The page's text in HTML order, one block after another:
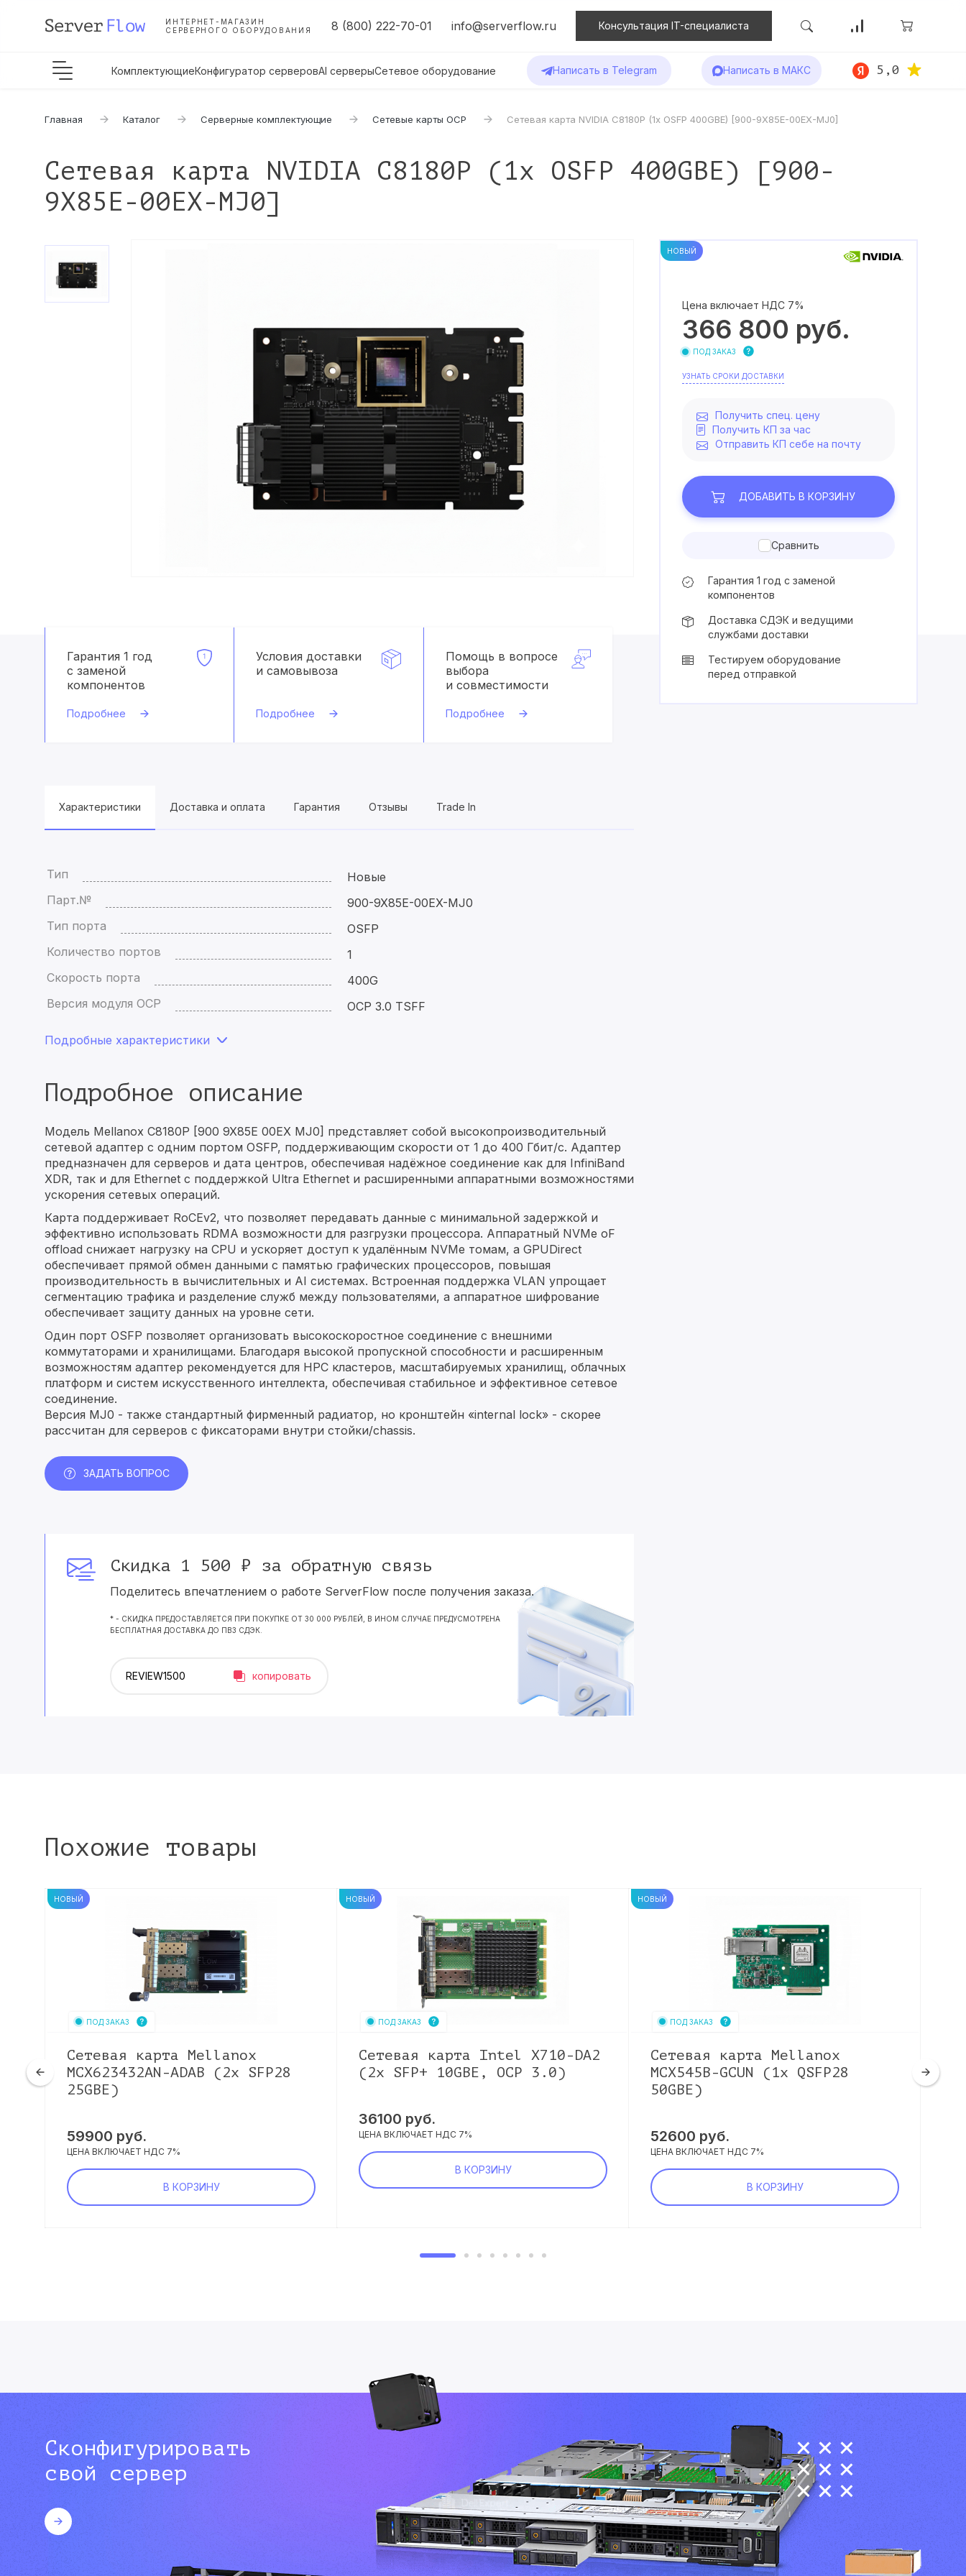
ИНТЕРНЕТ-МАГАЗИН
СЕРВЕРНОГО ОБОРУДОВАНИЯ
8 (800) 222-70-01 info@serverflow.ru Консультация IT-специалиста
КомплектующиеКонфигуратор серверовAI серверыСетевое оборудование Написать в Telegram Написать в МАКС 5,0
Главная Каталог Серверные комплектующие Сетевые карты OCP Сетевая карта NVIDIA C8180P (1x OSFP 400GBE) [900-9X85E-00EX-MJ0]
Сетевая карта NVIDIA C8180P (1x OSFP 400GBE) [900-
9X85E-00EX-MJ0]
Гарантия 1 год
с заменой
компонентов
Подробнее
Условия доставки
и самовывоза
Подробнее
Помощь в вопросе
выбора
и совместимости
Подробнее
Характеристики Доставка и оплата Гарантия Отзывы Trade In
Тип
Новые
Парт.№
900-9X85E-00EX-MJ0
Тип порта
OSFP
Количество портов
1
Скорость порта
400G
Версия модуля OCP
OCP 3.0 TSFF
Подробные характеристики
Подробное описание
Модель Mellanox C8180P [900 9X85E 00EX MJ0] представляет собой высокопроизводительный
сетевой адаптер с одним портом OSFP, поддерживающим скорости от 1 до 400 Гбит/с. Адаптер
предназначен для серверов и дата центров, обеспечивая надёжное соединение как для InfiniBand
XDR, так и для Ethernet с поддержкой Ultra Ethernet и расширенными аппаратными возможностями
ускорения сетевых операций.
Карта поддерживает RoCEv2, что позволяет передавать данные с минимальной задержкой и
эффективно использовать RDMA возможности для разгрузки процессора. Аппаратный NVMe oF
offload снижает нагрузку на CPU и ускоряет доступ к удалённым NVMe томам, а GPUDirect
обеспечивает прямой обмен данными с памятью графических процессоров, повышая
производительность в вычислительных и AI системах. Встроенная поддержка VLAN упрощает
сегментацию трафика и разделение служб между пользователями, а аппаратное шифрование
обеспечивает защиту данных на уровне сети.
Один порт OSFP позволяет организовать высокоскоростное соединение с внешними
коммутаторами и хранилищами. Благодаря высокой пропускной способности и расширенным
возможностям адаптер рекомендуется для HPC кластеров, масштабируемых хранилищ, облачных
платформ и систем искусственного интеллекта, обеспечивая стабильное и эффективное сетевое
соединение.
Версия MJ0 - также стандартный фирменный радиатор, но кронштейн «internal lock» - скорее
рассчитан для серверов с фиксаторами внутри стойки/chassis.
ЗАДАТЬ ВОПРОС
Скидка 1 500 ₽ за обратную связь
Поделитесь впечатлением о работе ServerFlow после получения заказа.
* - СКИДКА ПРЕДОСТАВЛЯЕТСЯ ПРИ ПОКУПКЕ ОТ 30 000 РУБЛЕЙ, В ИНОМ СЛУЧАЕ ПРЕДУСМОТРЕНА
БЕСПЛАТНАЯ ДОСТАВКА ДО ПВЗ СДЭК.
копировать
НОВЫЙ
Цена включает НДС 7%
366 800 руб.
ПОД ЗАКАЗ
УЗНАТЬ СРОКИ ДОСТАВКИ
Получить спец. цену
Получить КП за час
Отправить КП себе на почту
ДОБАВИТЬ В КОРЗИНУ
Сравнить
Гарантия 1 год с заменой
компонентов
Доставка СДЭК и ведущими
службами доставки
Тестируем оборудование
перед отправкой
Похожие товары
НОВЫЙ
ПОД ЗАКАЗ
Сетевая карта Mellanox
MCX623432AN-ADAB (2x SFP28
25GBE)
59900 руб.
ЦЕНА ВКЛЮЧАЕТ НДС 7%
В КОРЗИНУ
НОВЫЙ
ПОД ЗАКАЗ
Сетевая карта Intel X710-DA2
(2x SFP+ 10GBE, OCP 3.0)
36100 руб.
ЦЕНА ВКЛЮЧАЕТ НДС 7%
В КОРЗИНУ
НОВЫЙ
ПОД ЗАКАЗ
Сетевая карта Mellanox
MCX545B-GCUN (1x QSFP28
50GBE)
52600 руб.
ЦЕНА ВКЛЮЧАЕТ НДС 7%
В КОРЗИНУ
Сконфигурировать
свой сервер